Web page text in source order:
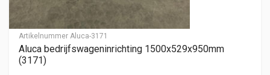
Artikelnummer Aluca-3171
Aluca bedrijfswageninrichting 1500x529x950mm
(3171)